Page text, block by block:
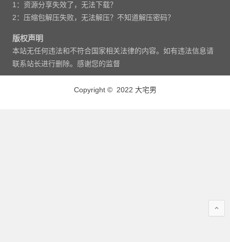
1：资源分享失效了，无法下载？
2：压缩包解压失败，无法解压？不知道解压密码？
版权声明
本站无任何违法和不符合国家相关法律的内容。如有违法信息请
联系站长进行删除。感谢您的监督
Copyright © 2022 大宅男